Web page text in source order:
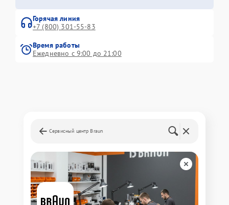
Горячая линия
+7 (800) 301-55-83
Время работы
Ежедневно с 9:00 до 21:00
Сервисный центр Braun